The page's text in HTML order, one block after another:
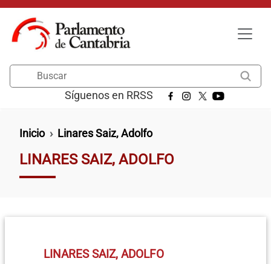
Pasar al contenido principal
Síguenos en RRSS
Ruta de navegación
Inicio Linares Saiz, Adolfo
LINARES SAIZ, ADOLFO
LINARES SAIZ, ADOLFO